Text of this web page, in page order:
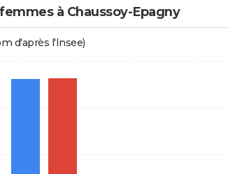
à Chaussoy-Epagny
d'après l'Insee)